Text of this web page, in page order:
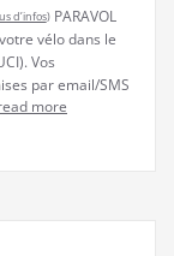
d’infos) PARAVOL
vélo dans le
Vos
par email/SMS
more